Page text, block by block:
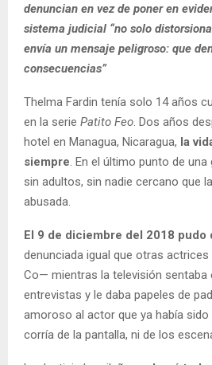
denuncian en vez de poner en
sistema judicial “no solo
envía un mensaje peligroso: que
consecuencias”
Thelma Fardin tenía solo 14 años
en la serie Patito Feo. Dos años
hotel en Managua, Nicaragua, la
siempre. En el último punto de
sin adultos, sin nadie cercano que
abusada.
El 9 de diciembre del 2018 pudo
denunciada igual que otras
Co— mientras la televisión sentaba
entrevistas y le daba papeles de
amoroso al actor que ya había sido
corría de la pantalla, ni de los